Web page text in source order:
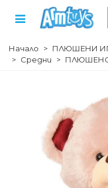
Начало > ПЛЮШЕНИ
> Средни > ПЛЮШЕНО